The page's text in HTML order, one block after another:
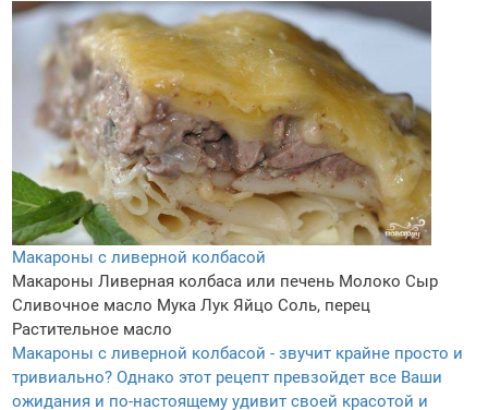
Макароны с ливерной колбасой
Макароны Ливерная колбаса или печень Молоко Сыр
Сливочное масло Мука Лук Яйцо Соль, перец
Растительное масло
Макароны с ливерной колбасой - звучит крайне просто и
тривиально? Однако этот рецепт превзойдет все Ваши
ожидания и по-настоящему удивит своей красотой и